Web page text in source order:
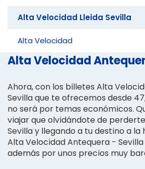
Alta Velocidad Lleida Sevilla
Alta Velocidad
Alta Velocidad
Ahora, con los billetes Alta
Sevilla que te ofrecemos desde
no será por temas económicos.
viajar que olvidándote de
Sevilla y llegando a tu destino a la
Alta Velocidad Antequera -
además por unos precios muy